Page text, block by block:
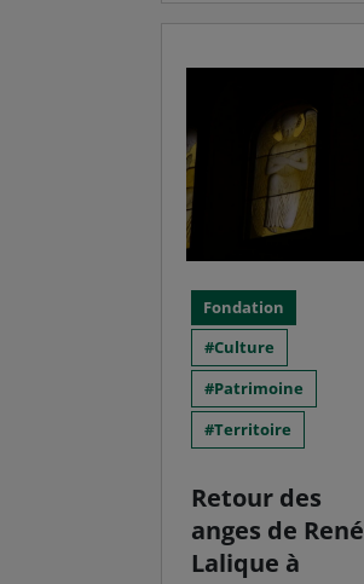
Fondation
Culture
Patrimoine
Territoire
Retour des
anges de René
Lalique à